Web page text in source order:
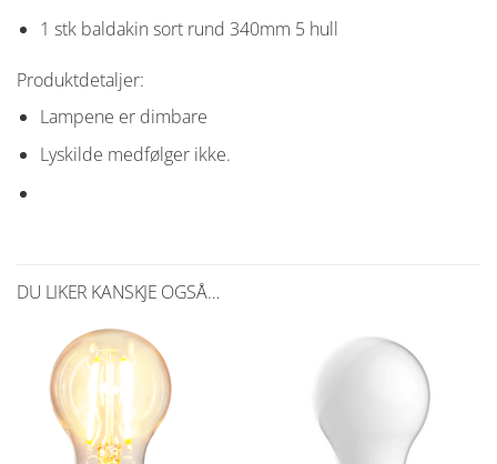
1 stk baldakin sort rund 340mm 5 hull
Produktdetaljer:
Lampene er dimbare
Lyskilde medfølger ikke.
DU LIKER KANSKJE OGSÅ…